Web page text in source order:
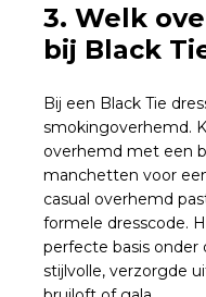
3. Welk
bij Black
Bij een Black Tie
smokingoverhemd.
overhemd met een
manchetten voor
casual overhemd
formele dresscode.
perfecte basis
stijlvolle, verzorgde